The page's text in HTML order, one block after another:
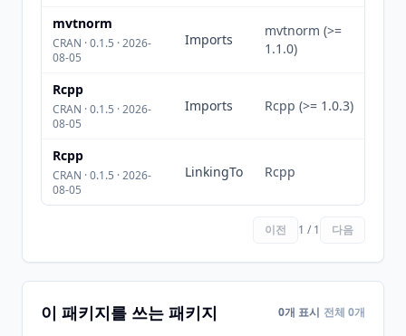
mvtnorm
CRAN · 0.1.5 · 2026-
08-05
Imports
mvtnorm (>=
1.1.0)
Rcpp
CRAN · 0.1.5 · 2026-
08-05
Imports Rcpp (>= 1.0.3)
Rcpp
CRAN · 0.1.5 · 2026-
08-05
LinkingTo Rcpp
이전 1 / 1 다음
이 패키지를 쓰는 패키지 0개 표시 전체 0개